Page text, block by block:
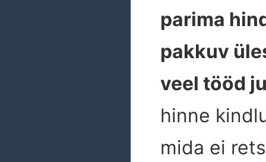
parima
pakkuv
veel tööd
hinne
mida ei